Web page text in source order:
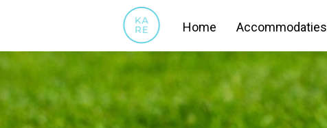
Home Accommodaties